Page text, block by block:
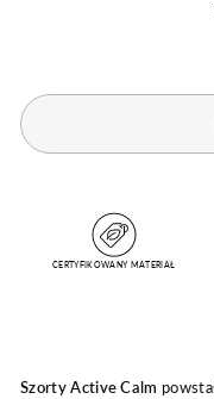
CERTYFIKOWANY MATERIAŁ
Szorty Active Calm